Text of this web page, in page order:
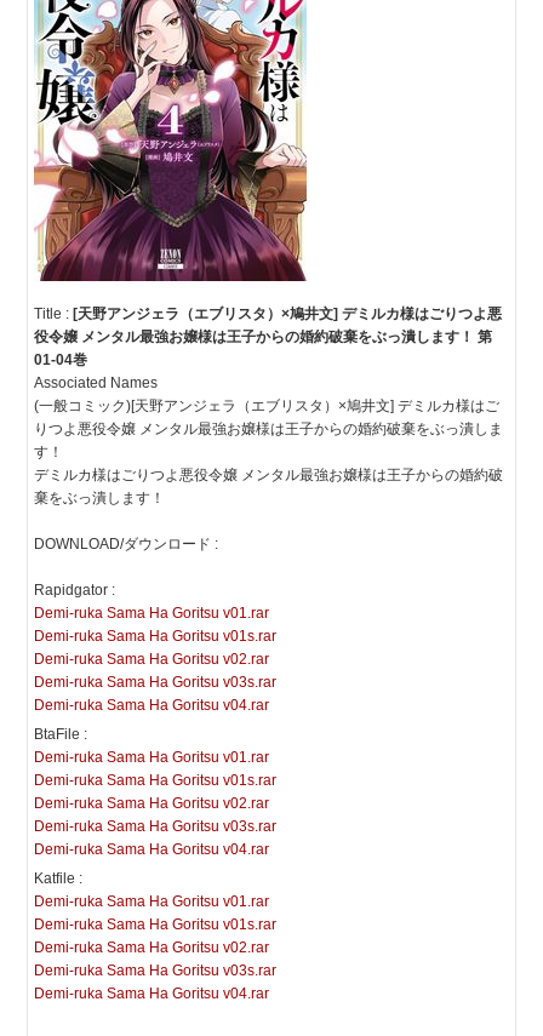
Title : [天野アンジェラ（エブリスタ）×鳩井文] デミルカ様はごりつよ悪
役令嬢 メンタル最強お嬢様は王子からの婚約破棄をぶっ潰します！ 第
01-04巻
Associated Names
(一般コミック)[天野アンジェラ（エブリスタ）×鳩井文] デミルカ様はご
りつよ悪役令嬢 メンタル最強お嬢様は王子からの婚約破棄をぶっ潰しま
す！
デミルカ様はごりつよ悪役令嬢 メンタル最強お嬢様は王子からの婚約破
棄をぶっ潰します！
DOWNLOAD/ダウンロード :
Rapidgator :
Demi-ruka Sama Ha Goritsu v01.rar
Demi-ruka Sama Ha Goritsu v01s.rar
Demi-ruka Sama Ha Goritsu v02.rar
Demi-ruka Sama Ha Goritsu v03s.rar
Demi-ruka Sama Ha Goritsu v04.rar
BtaFile :
Demi-ruka Sama Ha Goritsu v01.rar
Demi-ruka Sama Ha Goritsu v01s.rar
Demi-ruka Sama Ha Goritsu v02.rar
Demi-ruka Sama Ha Goritsu v03s.rar
Demi-ruka Sama Ha Goritsu v04.rar
Katfile :
Demi-ruka Sama Ha Goritsu v01.rar
Demi-ruka Sama Ha Goritsu v01s.rar
Demi-ruka Sama Ha Goritsu v02.rar
Demi-ruka Sama Ha Goritsu v03s.rar
Demi-ruka Sama Ha Goritsu v04.rar